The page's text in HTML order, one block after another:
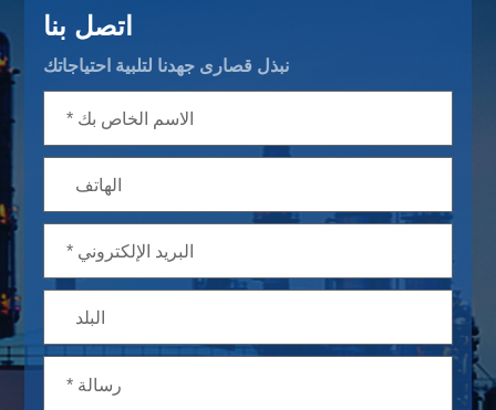
اتصل بنا
نبذل قصارى جهدنا لتلبية احتياجاتك